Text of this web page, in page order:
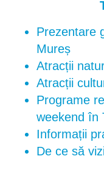
Prezentare
Mureș
Atracții
Atracții
Programe
weekend în
Informații
De ce să